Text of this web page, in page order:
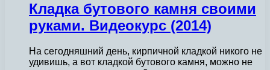
Кладка бутового камня своими
руками. Видеокурс (2014)
На сегодняшний день, кирпичной кладкой никого не
удивишь, а вот кладкой бутового камня, можно не